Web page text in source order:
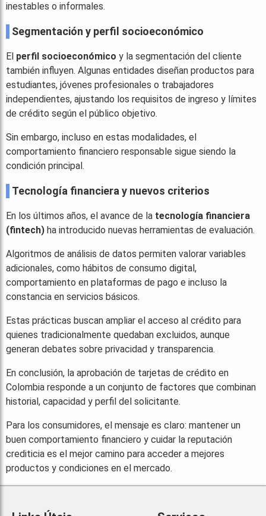
inestables o informales.
Segmentación y perfil socioeconómico
El perfil socioeconómico y la segmentación del cliente
también influyen. Algunas entidades diseñan productos para
estudiantes, jóvenes profesionales o trabajadores
independientes, ajustando los requisitos de ingreso y límites
de crédito según el público objetivo.
Sin embargo, incluso en estas modalidades, el
comportamiento financiero responsable sigue siendo la
condición principal.
Tecnología financiera y nuevos criterios
En los últimos años, el avance de la tecnología financiera
(fintech) ha introducido nuevas herramientas de evaluación.
Algoritmos de análisis de datos permiten valorar variables
adicionales, como hábitos de consumo digital,
comportamiento en plataformas de pago e incluso la
constancia en servicios básicos.
Estas prácticas buscan ampliar el acceso al crédito para
quienes tradicionalmente quedaban excluidos, aunque
generan debates sobre privacidad y transparencia.
En conclusión, la aprobación de tarjetas de crédito en
Colombia responde a un conjunto de factores que combinan
historial, capacidad y perfil del solicitante.
Para los consumidores, el mensaje es claro: mantener un
buen comportamiento financiero y cuidar la reputación
crediticia es el mejor camino para acceder a mejores
productos y condiciones en el mercado.